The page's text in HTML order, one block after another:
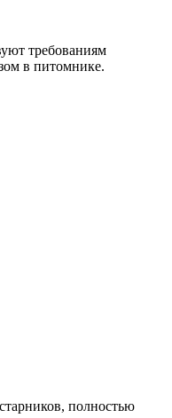
требованиям
в питомнике.
полностью